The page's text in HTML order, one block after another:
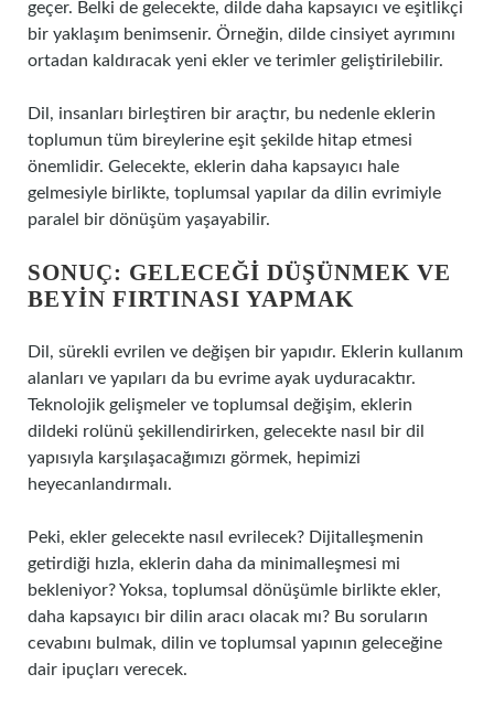
geçer. Belki de gelecekte, dilde daha kapsayıcı ve eşitlikçi
bir yaklaşım benimsenir. Örneğin, dilde cinsiyet ayrımını
ortadan kaldıracak yeni ekler ve terimler geliştirilebilir.
Dil, insanları birleştiren bir araçtır, bu nedenle eklerin
toplumun tüm bireylerine eşit şekilde hitap etmesi
önemlidir. Gelecekte, eklerin daha kapsayıcı hale
gelmesiyle birlikte, toplumsal yapılar da dilin evrimiyle
paralel bir dönüşüm yaşayabilir.
SONUÇ: GELECEĞI DÜŞÜNMEK VE
BEYIN FIRTINASI YAPMAK
Dil, sürekli evrilen ve değişen bir yapıdır. Eklerin kullanım
alanları ve yapıları da bu evrime ayak uyduracaktır.
Teknolojik gelişmeler ve toplumsal değişim, eklerin
dildeki rolünü şekillendirirken, gelecekte nasıl bir dil
yapısıyla karşılaşacağımızı görmek, hepimizi
heyecanlandırmalı.
Peki, ekler gelecekte nasıl evrilecek? Dijitalleşmenin
getirdiği hızla, eklerin daha da minimalleşmesi mi
bekleniyor? Yoksa, toplumsal dönüşümle birlikte ekler,
daha kapsayıcı bir dilin aracı olacak mı? Bu soruların
cevabını bulmak, dilin ve toplumsal yapının geleceğine
dair ipuçları verecek.